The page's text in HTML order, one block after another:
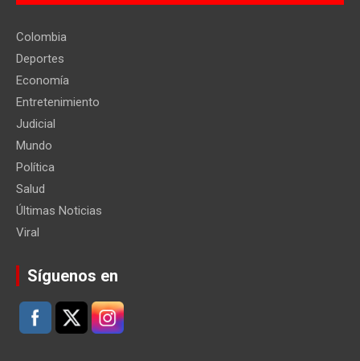
Colombia
Deportes
Economía
Entretenimiento
Judicial
Mundo
Política
Salud
Últimas Noticias
Viral
Síguenos en